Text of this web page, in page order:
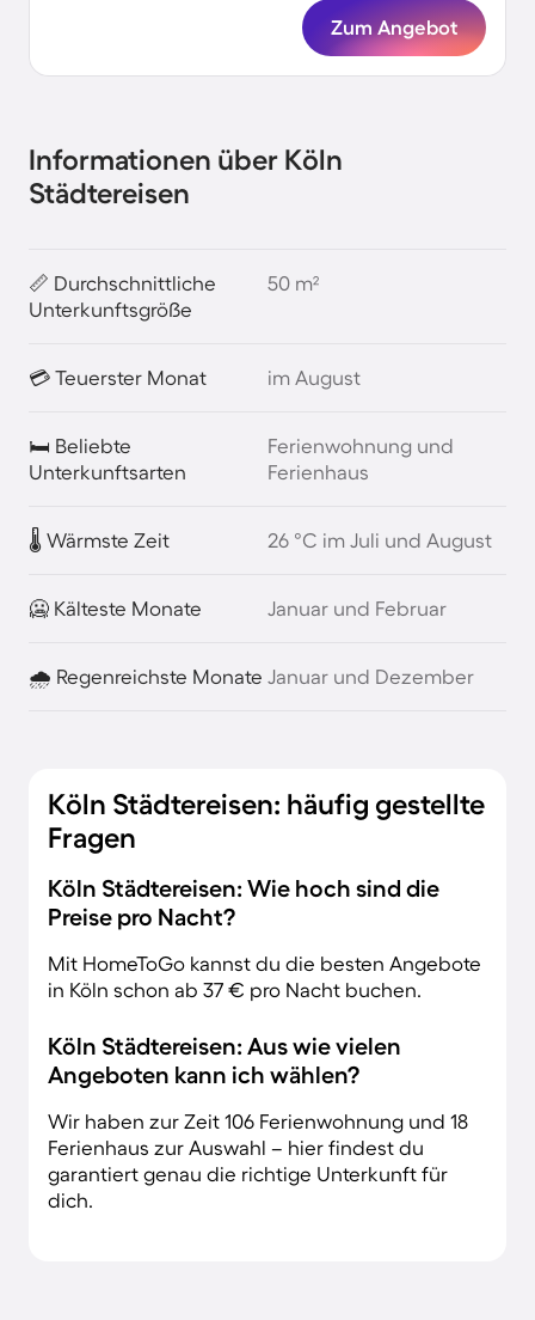
Zum Angebot
Informationen über Köln
Städtereisen
📏 Durchschnittliche
Unterkunftsgröße
50 m²
💳 Teuerster Monat im August
🛏️ Beliebte
Unterkunftsarten
Ferienwohnung und
Ferienhaus
🌡️ Wärmste Zeit 26 °C im Juli und August
🥶 Kälteste Monate Januar und Februar
🌧️ Regenreichste Monate Januar und Dezember
Köln Städtereisen: häufig gestellte
Fragen
Köln Städtereisen: Wie hoch sind die
Preise pro Nacht?
Mit HomeToGo kannst du die besten Angebote
in Köln schon ab 37 € pro Nacht buchen.
Köln Städtereisen: Aus wie vielen
Angeboten kann ich wählen?
Wir haben zur Zeit 106 Ferienwohnung und 18
Ferienhaus zur Auswahl – hier findest du
garantiert genau die richtige Unterkunft für
dich.